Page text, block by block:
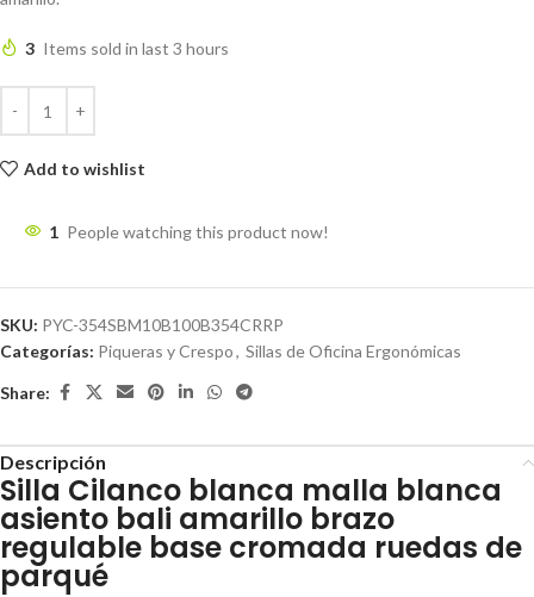
3 Items sold in last 3 hours
Add to wishlist
1 People watching this product now!
SKU: PYC-354SBM10B100B354CRRP
Categorías: Piqueras y Crespo, Sillas de Oficina Ergonómicas
Share:
Descripción
Silla Cilanco blanca malla blanca
asiento bali amarillo brazo
regulable base cromada ruedas de
parqué